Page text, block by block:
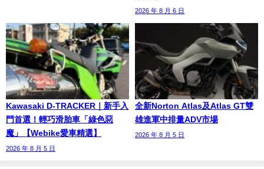
2026 年 8 月 6 日
Kawasaki D-TRACKER｜新手入
門首選！輕巧滑胎車「綠色惡
魔」【Webike愛車精選】
2026 年 8 月 5 日
全新Norton Atlas及Atlas GT雙
雄進軍中排量ADV市場
2026 年 8 月 5 日